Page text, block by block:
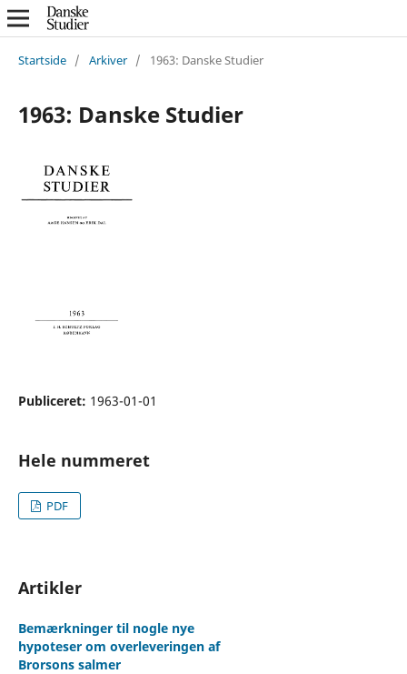
Startside / Arkiver / 1963: Danske Studier
1963: Danske Studier
Publiceret: 1963-01-01
Hele nummeret
PDF
Artikler
Bemærkninger til nogle nye
hypoteser om overleveringen af
Brorsons salmer